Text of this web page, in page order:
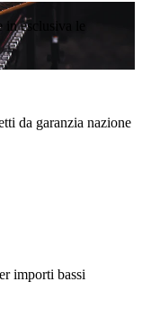
esclusiva le
da garanzia nazione
importi bassi